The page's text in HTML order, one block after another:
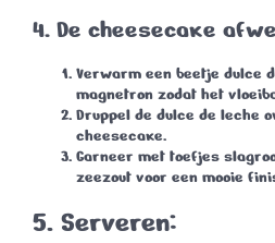
4. De cheesecake
Verwarm een beetje dulce
magnetron zodat het
Druppel de dulce de leche
cheesecake.
Garneer met toefjes
zeezout voor een mooie
5. Serveren: